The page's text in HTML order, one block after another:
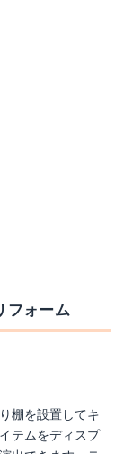
フォーム
棚を設置してキ
テムをディスプ